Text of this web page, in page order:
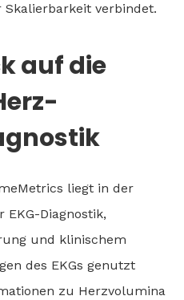
verbindet.
auf die
liegt in der
Diagnostik,
und klinischem
des EKGs genutzt
zu Herzvolumina